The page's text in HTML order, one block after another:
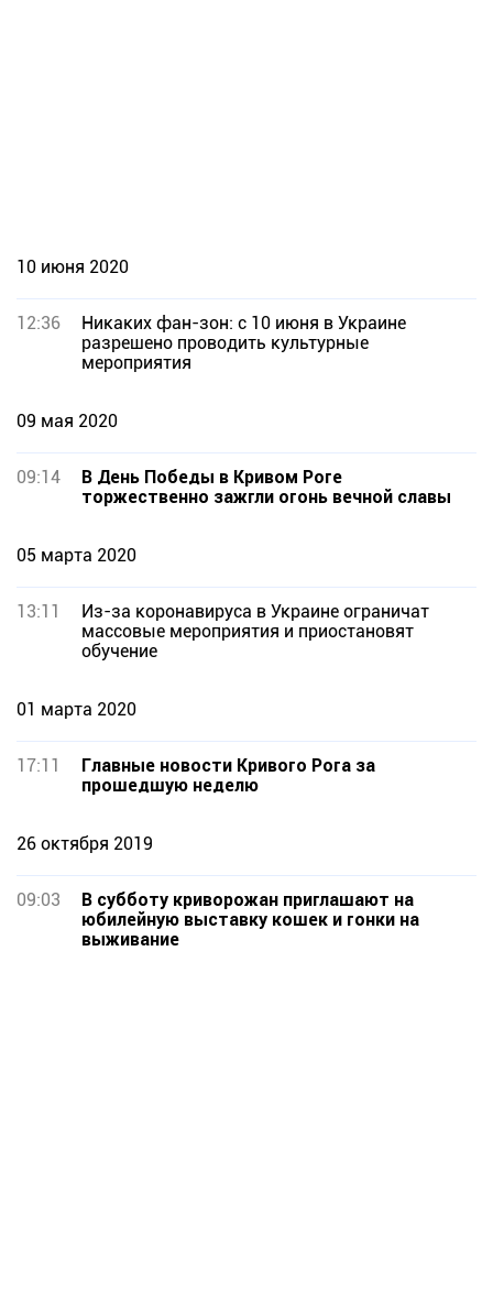
10 июня 2020
12:36
Никаких фан-зон: с 10 июня в Украине
разрешено проводить культурные
мероприятия
09 мая 2020
09:14
В День Победы в Кривом Роге
торжественно зажгли огонь вечной славы
05 марта 2020
13:11
Из-за коронавируса в Украине ограничат
массовые мероприятия и приостановят
обучение
01 марта 2020
17:11
Главные новости Кривого Рога за
прошедшую неделю
26 октября 2019
09:03
В субботу криворожан приглашают на
юбилейную выставку кошек и гонки на
выживание